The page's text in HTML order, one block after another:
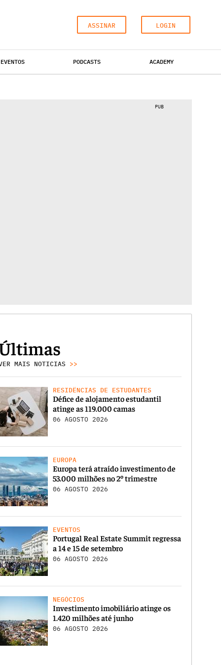
ASSINAR LOGIN
EVENTOS PODCASTS ACADEMY
PUB
MAIS NOTICIAS >>
RESIDÊNCIAS DE ESTUDANTES
Défice de alojamento estudantil
atinge as 119.000 camas
06 AGOSTO 2026
EUROPA
Europa terá atraído investimento de
53.000 milhões no 2º trimestre
06 AGOSTO 2026
EVENTOS
Portugal Real Estate Summit regressa
a 14 e 15 de setembro
06 AGOSTO 2026
NEGÓCIOS
Investimento imobiliário atinge os
1.420 milhões até junho
06 AGOSTO 2026